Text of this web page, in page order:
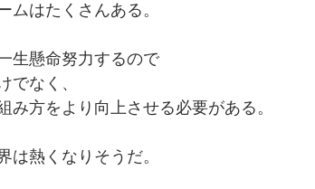
ムはたくさんある。
生懸命努力するので
でなく、
み方をより向上させる必要がある。
は熱くなりそうだ。